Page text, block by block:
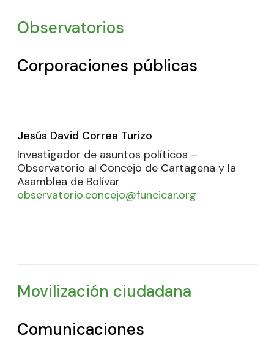
Observatorios
Corporaciones públicas
Jesús David Correa Turizo
Investigador de asuntos políticos –
Observatorio al Concejo de Cartagena y la
Asamblea de Bolívar
observatorio.concejo@funcicar.org
Movilización ciudadana
Comunicaciones